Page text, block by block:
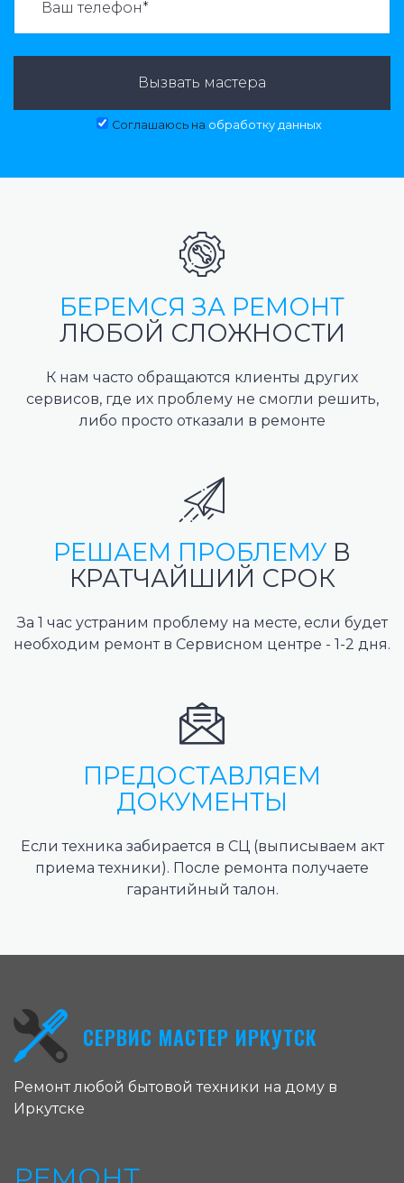
Вызвать мастера
Соглашаюсь на обработку данных
БЕРЕМСЯ ЗА РЕМОНТ
ЛЮБОЙ СЛОЖНОСТИ
К нам часто обращаются клиенты других
сервисов, где их проблему не смогли решить,
либо просто отказали в ремонте
РЕШАЕМ ПРОБЛЕМУ В
КРАТЧАЙШИЙ СРОК
За 1 час устраним проблему на месте, если будет
необходим ремонт в Сервисном центре - 1-2 дня.
ПРЕДОСТАВЛЯЕМ
ДОКУМЕНТЫ
Если техника забирается в СЦ (выписываем акт
приема техники). После ремонта получаете
гарантийный талон.
СЕРВИС МАСТЕР ИРКУТСК
Ремонт любой бытовой техники на дому в
Иркутске